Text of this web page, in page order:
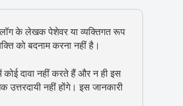
के लेखक पेशेवर या व्यक्तिगत रूप
को बदनाम करना नहीं है।
दावा नहीं करते हैं और न ही इस
नहीं होंगे। इस जानकारी